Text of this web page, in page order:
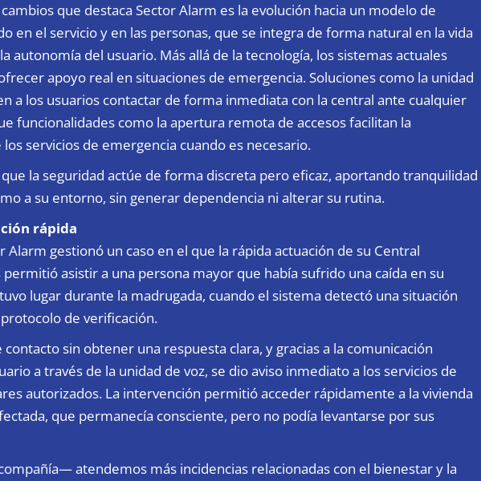
que destaca Sector Alarm es la evolución hacia un modelo de
en el servicio y en las personas, que se integra de forma natural en la vida
autonomía del usuario. Más allá de la tecnología, los sistemas actuales
apoyo real en situaciones de emergencia. Soluciones como la unidad
a los usuarios contactar de forma inmediata con la central ante cualquier
funcionalidades como la apertura remota de accesos facilitan la
servicios de emergencia cuando es necesario.
la seguridad actúe de forma discreta pero eficaz, aportando tranquilidad
a su entorno, sin generar dependencia ni alterar su rutina.
rápida
Alarm gestionó un caso en el que la rápida actuación de su Central
asistir a una persona mayor que había sufrido una caída en su
lugar durante la madrugada, cuando el sistema detectó una situación
de verificación.
sin obtener una respuesta clara, y gracias a la comunicación
a través de la unidad de voz, se dio aviso inmediato a los servicios de
autorizados. La intervención permitió acceder rápidamente a la vivienda
que permanecía consciente, pero no podía levantarse por sus
atendemos más incidencias relacionadas con el bienestar y la